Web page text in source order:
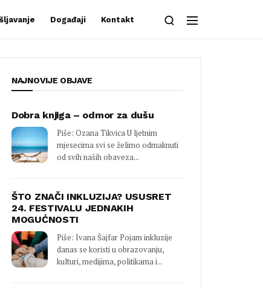
Događaji Kontakt
NAJNOVIJE OBJAVE
Dobra knjiga – odmor za dušu
Piše: Ozana Tikvica U ljetnim
mjesecima svi se želimo odmaknuti
od svih naših obaveza...
ŠTO ZNAČI INKLUZIJA? USUSRET
24. FESTIVALU JEDNAKIH
MOGUĆNOSTI
Piše: Ivana Šajfar Pojam inkluzije
danas se koristi u obrazovanju,
kulturi, medijima, politikama i...